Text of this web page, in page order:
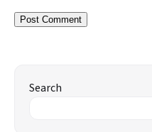
Search